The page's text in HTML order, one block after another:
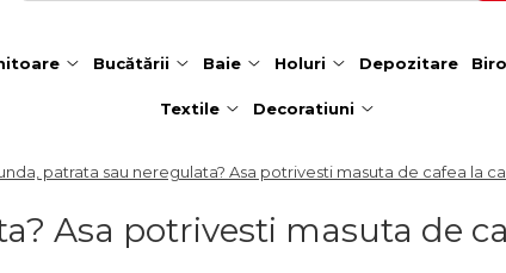
Bucătării Baie Holuri Depozitare
Textile Decoratiuni
patrata sau neregulata? Asa potrivesti masuta de cafea la
Asa potrivesti masuta de